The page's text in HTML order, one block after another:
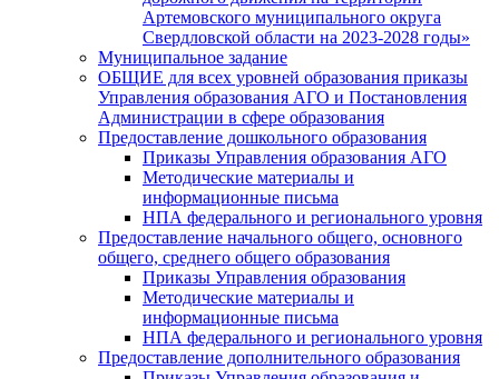
Артемовского муниципального округа
Свердловской области на 2023-2028 годы»
Муниципальное задание
ОБЩИЕ для всех уровней образования приказы
Управления образования АГО и Постановления
Администрации в сфере образования
Предоставление дошкольного образования
Приказы Управления образования АГО
Методические материалы и
информационные письма
НПА федерального и регионального уровня
Предоставление начального общего, основного
общего, среднего общего образования
Приказы Управления образования
Методические материалы и
информационные письма
НПА федерального и регионального уровня
Предоставление дополнительного образования